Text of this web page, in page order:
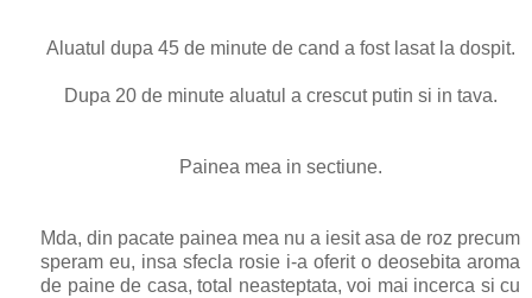
Aluatul dupa 45 de minute de cand a fost lasat la dospit.
Dupa 20 de minute aluatul a crescut putin si in tava.
Painea mea in sectiune.
Mda, din pacate painea mea nu a iesit asa de roz precum
speram eu, insa sfecla rosie i-a oferit o deosebita aroma
de paine de casa, total neasteptata, voi mai incerca si cu